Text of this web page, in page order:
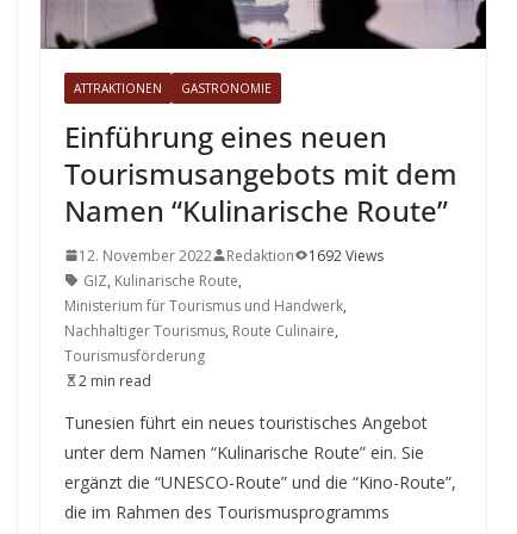
ATTRAKTIONEN GASTRONOMIE
Einführung eines neuen
Tourismusangebots mit dem
Namen “Kulinarische Route”
12. November 2022 Redaktion
1692 Views
GIZ, Kulinarische Route,
Ministerium für Tourismus und Handwerk,
Nachhaltiger Tourismus, Route Culinaire,
Tourismusförderung
2 min read
Tunesien führt ein neues touristisches Angebot
unter dem Namen “Kulinarische Route” ein. Sie
ergänzt die “UNESCO-Route” und die “Kino-Route”,
die im Rahmen des Tourismusprogramms